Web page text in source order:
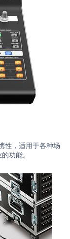
性，适用于各种场
功能。